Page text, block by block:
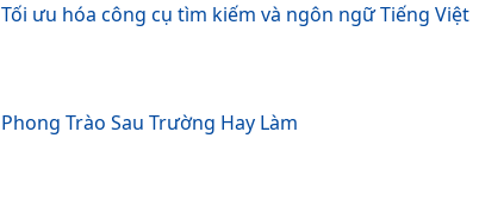
Tối ưu hóa công cụ tìm kiếm và ngôn ngữ Tiếng Việt
Phong Trào Sau Trường Hay Làm